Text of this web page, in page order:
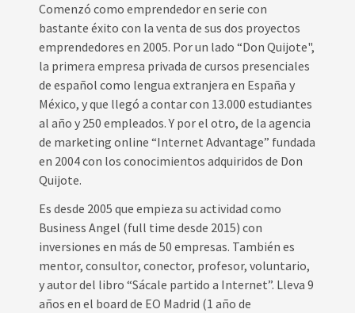
Comenzó como emprendedor en serie con
bastante éxito con la venta de sus dos proyectos
emprendedores en 2005. Por un lado “Don Quijote",
la primera empresa privada de cursos presenciales
de español como lengua extranjera en España y
México, y que llegó a contar con 13.000 estudiantes
al año y 250 empleados. Y por el otro, de la agencia
de marketing online “Internet Advantage” fundada
en 2004 con los conocimientos adquiridos de Don
Quijote.
Es desde 2005 que empieza su actividad como
Business Angel (full time desde 2015) con
inversiones en más de 50 empresas. También es
mentor, consultor, conector, profesor, voluntario,
y autor del libro “Sácale partido a Internet”. Lleva 9
años en el board de EO Madrid (1 año de